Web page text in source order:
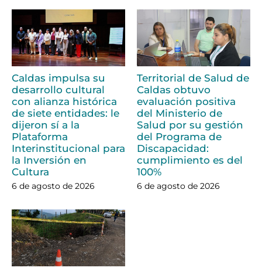
Caldas impulsa su
desarrollo cultural
con alianza histórica
de siete entidades: le
dijeron sí a la
Plataforma
Interinstitucional para
la Inversión en
Cultura
6 de agosto de 2026
Territorial de Salud de
Caldas obtuvo
evaluación positiva
del Ministerio de
Salud por su gestión
del Programa de
Discapacidad:
cumplimiento es del
100%
6 de agosto de 2026